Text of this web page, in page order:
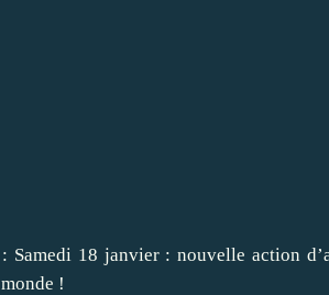
Samedi 18 janvier : nouvelle action
!